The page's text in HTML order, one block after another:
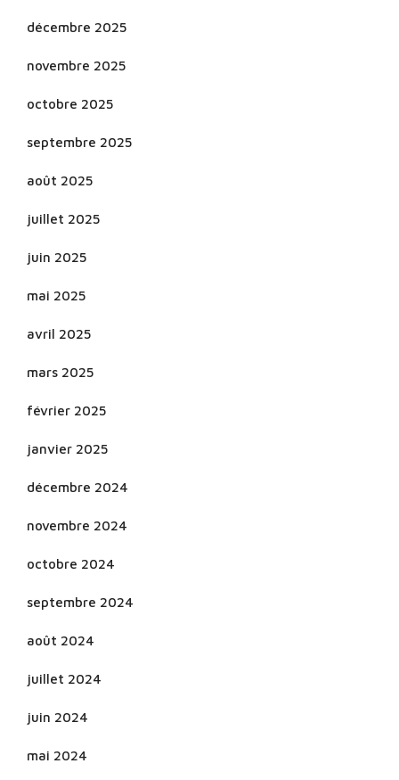
décembre 2025
novembre 2025
octobre 2025
septembre 2025
août 2025
juillet 2025
juin 2025
mai 2025
avril 2025
mars 2025
février 2025
janvier 2025
décembre 2024
novembre 2024
octobre 2024
septembre 2024
août 2024
juillet 2024
juin 2024
mai 2024